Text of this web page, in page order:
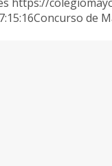
Concurso de